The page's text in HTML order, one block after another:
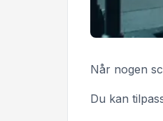
Når nogen
Du kan